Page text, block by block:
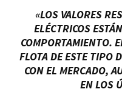
«LOS VALORES
ELÉCTRICOS
COMPORTAMIENTO.
FLOTA DE ESTE TIPO
CON EL MERCADO,
EN LOS